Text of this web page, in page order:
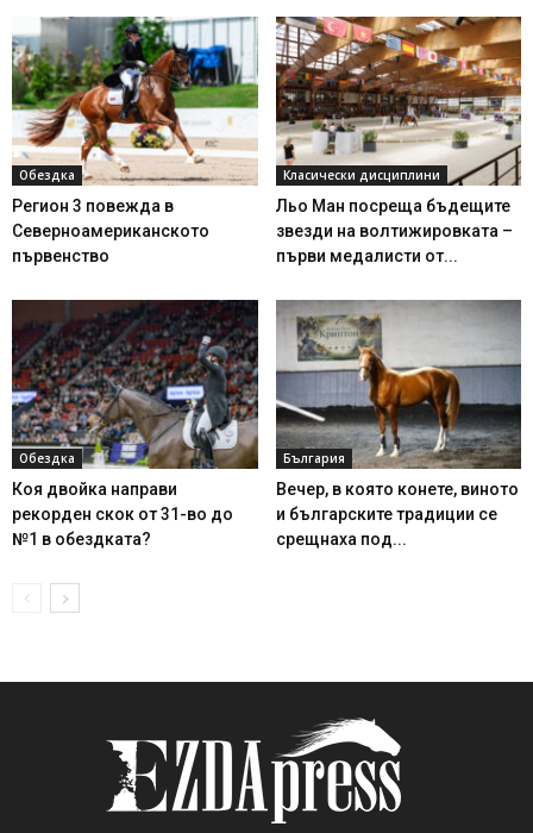
Обездка
Регион 3 повежда в
Северноамериканското
първенство
Класически дисциплини
Льо Ман посреща бъдещите
звезди на волтижировката –
първи медалисти от...
Обездка
Коя двойка направи
рекорден скок от 31-во до
№1 в обездката?
България
Вечер, в която конете, виното
и българските традиции се
срещнаха под...